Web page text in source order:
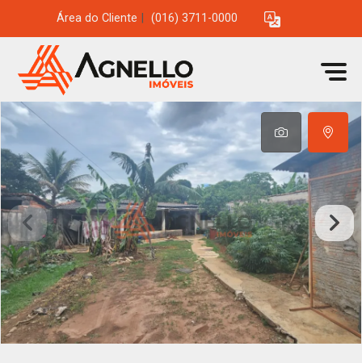
Área do Cliente (016) 3711-0000